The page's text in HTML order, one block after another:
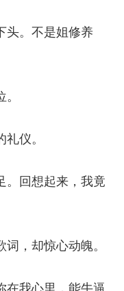
头。不是姐修养
仪。
。回想起来，我竟
，却惊心动魄。